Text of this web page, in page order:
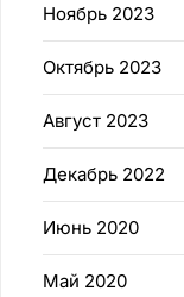
Ноябрь 2023
Октябрь 2023
Август 2023
Декабрь 2022
Июнь 2020
Май 2020